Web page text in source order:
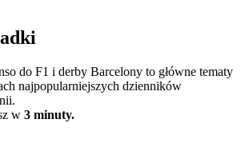
do F1 i derby Barcelony to główne tematy
najpopularniejszych dzienników
w 3 minuty.